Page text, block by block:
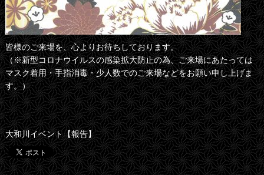
皆様のご来場を、心よりお待ちしております。
（※新型コロナウイルスの感染拡大防止の為、ご来場にあたっては
マスク着用・手指消毒・少人数でのご来場などをお願い申し上げま
す。）
大和川イベント【報告】